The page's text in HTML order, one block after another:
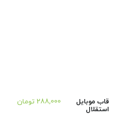
قاب موبایل
استقلال
288,000 تومان